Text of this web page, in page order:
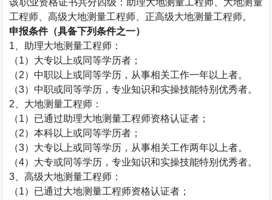
该职业资格证书共分四级：助理大地测量工程师、大地测量
工程师、高级大地测量工程师、正高级大地测量工程师。
申报条件（具备下列条件之一）
1 、助理大地测量工程师：
（1）大专以上或同等学历者；
（2）中职以上或同等学历，从事相关工作一年以上者。
（3）中职或同等学历，专业知识和实操技能特别优秀者。
2 、大地测量工程师：
（1）已通过助理大地测量工程师资格认证者；
（2）本科以上或同等学历者；
（3）大专以上或同等学历，从事相关工作两年以上者。
（4）大专或同等学历，专业知识和实操技能特别优秀者。
3 、高级大地测量工程师：
（1）已通过大地测量工程师资格认证者；